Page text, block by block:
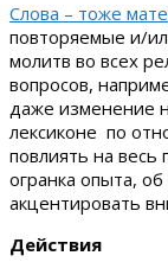
Слова – тоже
повторяемые и/
молитв во всех
вопросов,
даже изменение
лексиконе по
повлиять на весь
огранка опыта,
акцентировать
Действия